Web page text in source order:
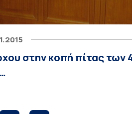
στην κοπή πίτας των